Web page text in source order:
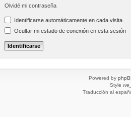
Olvidé mi contraseña
Identificarse automáticamente en cada visita
Ocultar mi estado de conexión en esta sesión
Powered by
Style
Traducción al